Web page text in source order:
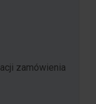
zamówienia